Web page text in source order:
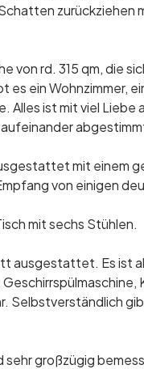
von rd. 315 qm, die
es ein Wohnzimmer,
Alles ist mit viel
mit einem
von einigen
mit sechs Stühlen.
ausgestattet. Es ist
Selbstverständlich
sehr großzügig